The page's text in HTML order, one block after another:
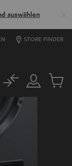
auswählen
STORE FINDER
Mein
Konto
No
Artikel